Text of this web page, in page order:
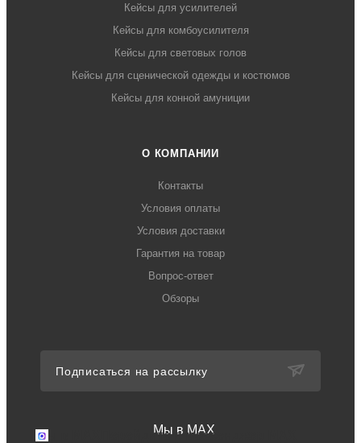
Кейсы для усилителей
Кейсы для комбоусилителя
Кейсы для световых голов
Кейсы для сценической одежды и костюмов
Кейсы для конной амуниции
О КОМПАНИИ
Контакты
Условия оплаты
Условия доставки
Гарантия на товар
Вопрос-ответ
Обзоры
Подписаться на рассылку
Мы в MAX
Мы в MAX
Перейдите в мессенджер MAX